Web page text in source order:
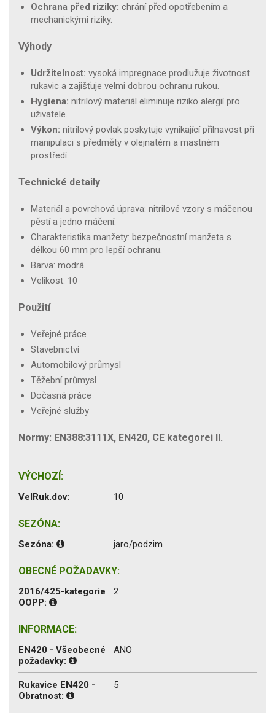
Ochrana před riziky: chrání před opotřebením a
mechanickými riziky.
Výhody
Udržitelnost: vysoká impregnace prodlužuje životnost
rukavic a zajišťuje velmi dobrou ochranu rukou.
Hygiena: nitrilový materiál eliminuje riziko alergií pro
uživatele.
Výkon: nitrilový povlak poskytuje vynikající přilnavost při
manipulaci s předměty v olejnatém a mastném
prostředí.
Technické detaily
Materiál a povrchová úprava: nitrilové vzory s máčenou
pěstí a jedno máčení.
Charakteristika manžety: bezpečnostní manžeta s
délkou 60 mm pro lepší ochranu.
Barva: modrá
Velikost: 10
Použití
Veřejné práce
Stavebnictví
Automobilový průmysl
Těžební průmysl
Dočasná práce
Veřejné služby
Normy: EN388:3111X, EN420, CE kategorei II.
VÝCHOZÍ:
VelRuk.dov: 10
SEZÓNA:
Sezóna: jaro/podzim
OBECNÉ POŽADAVKY:
2016/425-kategorie
OOPP:
2
INFORMACE:
EN420 - Všeobecné
požadavky:
ANO
Rukavice EN420 -
Obratnost:
5